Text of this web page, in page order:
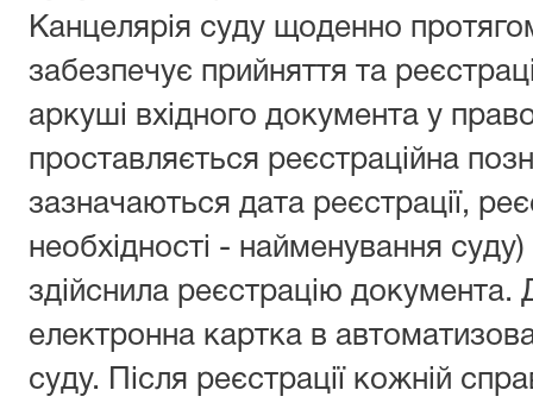
Канцелярія суду щоденно
забезпечує прийняття та
аркуші вхідного документа у
проставляється реєстраційна
зазначаються дата реєстрації,
необхідності - найменування
здійснила реєстрацію документа.
електронна картка в
суду. Після реєстрації кожній